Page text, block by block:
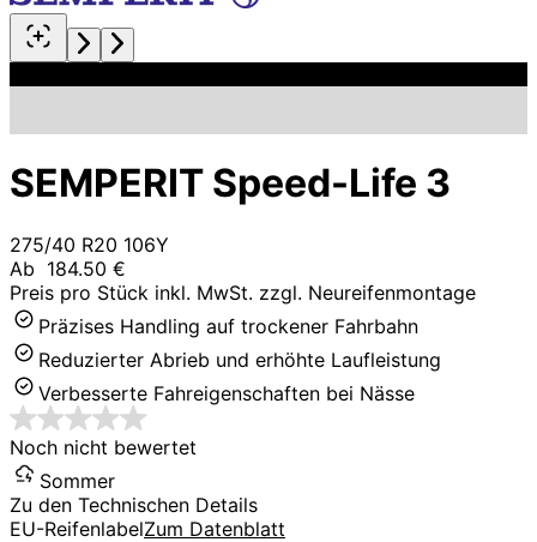
SEMPERIT Speed-Life 3
275/40 R20 106Y
Ab 184.50 €
Preis pro Stück inkl. MwSt. zzgl. Neureifenmontage
Präzises Handling auf trockener Fahrbahn
Reduzierter Abrieb und erhöhte Laufleistung
Verbesserte Fahreigenschaften bei Nässe
Noch nicht bewertet
Sommer
Zu den Technischen Details
EU-ReifenlabelZum Datenblatt